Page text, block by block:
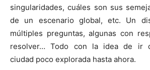
singularidades, cuáles son sus
de un escenario global, etc. Un
múltiples preguntas, algunas con
resolver… Todo con la idea de ir
ciudad poco explorada hasta ahora.